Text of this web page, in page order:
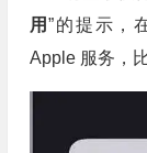
用”的提示，
Apple 服务，